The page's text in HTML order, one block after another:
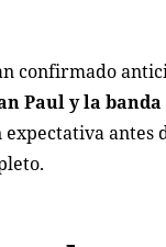
confirmado
Paul y la
antes